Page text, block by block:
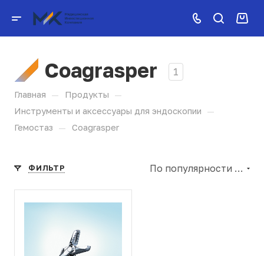
Coagrasper 1
Главная — Продукты —
Инструменты и аксессуары для эндоскопии —
Гемостаз — Coagrasper
ФИЛЬТР По популярности (убывание)